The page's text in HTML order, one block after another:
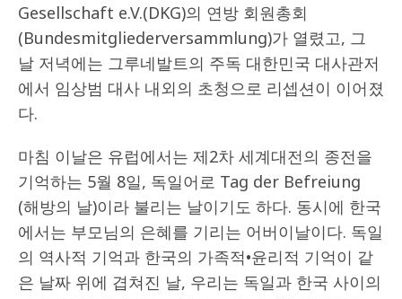
Gesellschaft e.V.(DKG)의 연방 회원총회
(Bundesmitgliederversammlung)가 열렸고, 그
날 저녁에는 그루네발트의 주독 대한민국 대사관저
에서 임상범 대사 내외의 초청으로 리셉션이 이어졌
다.
마침 이날은 유럽에서는 제2차 세계대전의 종전을
기억하는 5월 8일, 독일어로 Tag der Befreiung
(해방의 날)이라 불리는 날이기도 하다. 동시에 한국
에서는 부모님의 은혜를 기리는 어버이날이다. 독일
의 역사적 기억과 한국의 가족적•윤리적 기억이 같
은 날짜 위에 겹쳐진 날, 우리는 독일과 한국 사이의